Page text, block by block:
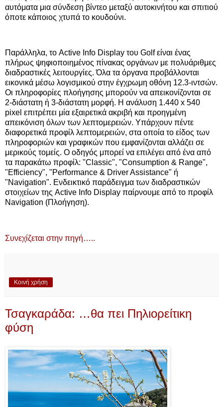
αυτόματα μια σύνδεση βίντεο μεταξύ αυτοκινήτου και σπιτιού
όποτε κάποιος χτυπά το κουδούνι.
Παράλληλα, το Active Info Display του Golf είναι ένας
πλήρως ψηφιοποιημένος πίνακας οργάνων με πολυάριθμες
διαδραστικές λειτουργίες. Όλα τα όργανα προβάλλονται
εικονικά μέσω λογισμικού στην έγχρωμη οθόνη 12.3-ιντσών.
Οι πληροφορίες πλοήγησης μπορούν να απεικονίζονται σε
2-διάστατη ή 3-διάστατη μορφή. Η ανάλυση 1.440 x 540
pixel επιτρέπει μία εξαιρετικά ακριβή και προηγμένη
απεικόνιση όλων των λεπτομερειών. Υπάρχουν πέντε
διαφορετικά προφίλ λεπτομερειών, στα οποία το είδος των
πληροφοριών και γραφικών που εμφανίζονται αλλάζει σε
μερικούς τομείς. Ο οδηγός μπορεί να επιλέγει από ένα από
τα παρακάτω προφίλ: "Classic", "Consumption & Range",
"Efficiency", "Performance & Driver Assistance" ή
"Navigation". Ενδεικτικό παράδειγμα των διαδραστικών
στοιχείων της Active Info Display παίρνουμε από το προφίλ
Navigation (Πλοήγηση).
Συνεχίζεται στην πηγή…..
Κοινή χρήση
Τσαγκαράδα: …θα πει Πηλιορείτικη
φύση